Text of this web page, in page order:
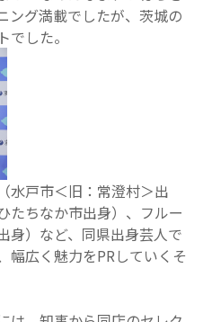
ング満載でしたが、茨城の
した。
水戸市＜旧：常澄村＞出
たちなか市出身）、フルー
身）など、同県出身芸人で
幅広く魅力をPRしていくそ